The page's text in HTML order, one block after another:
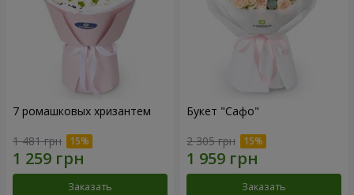
7 ромашковых хризантем
1 481 грн
Заказать
Букет "Сафо"
2 305 грн
Заказать